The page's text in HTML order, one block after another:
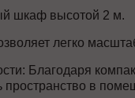
шкаф высотой 2 м.
легко
Благодаря
пространство в